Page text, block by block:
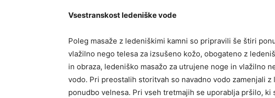
Vsestranskost ledeniške vode
Poleg masaže z ledeniškimi kamni so pripravili še štiri
vlažilno nego telesa za izsušeno kožo, obogateno z
in obraza, ledeniško masažo za utrujene noge in vlažilno
vodo. Pri preostalih storitvah so navadno vodo zamenjali
ponudbo velnesa. Pri vseh tretmajih se uporablja pršilo,